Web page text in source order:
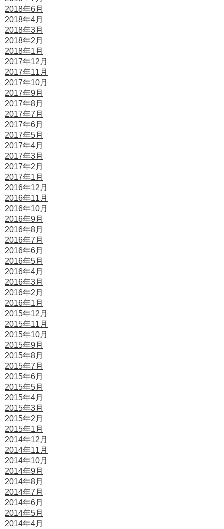
2018年6月
2018年4月
2018年3月
2018年2月
2018年1月
2017年12月
2017年11月
2017年10月
2017年9月
2017年8月
2017年7月
2017年6月
2017年5月
2017年4月
2017年3月
2017年2月
2017年1月
2016年12月
2016年11月
2016年10月
2016年9月
2016年8月
2016年7月
2016年6月
2016年5月
2016年4月
2016年3月
2016年2月
2016年1月
2015年12月
2015年11月
2015年10月
2015年9月
2015年8月
2015年7月
2015年6月
2015年5月
2015年4月
2015年3月
2015年2月
2015年1月
2014年12月
2014年11月
2014年10月
2014年9月
2014年8月
2014年7月
2014年6月
2014年5月
2014年4月